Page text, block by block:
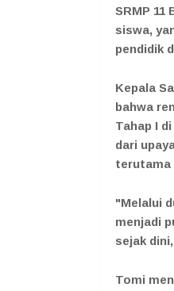
SRMP 11
siswa,
pendidik
Kepala
bahwa
Tahap I
dari
terutama
"Melalui
menjadi
sejak
Tomi